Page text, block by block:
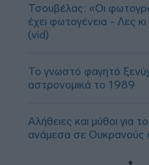
Τσουβέλας: «Οι
έχει φωτογένεια - Λες
(vid)
Το γνωστό φαγητό
αστρονομικά το 1989
Αλήθειες και μύθοι για
ανάμεσα σε Ουκρανούς